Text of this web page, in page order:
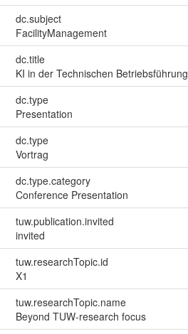
dc.subject
FacilityManagement
dc.title
KI in der Technischen Betriebsführung
dc.type
Presentation
dc.type
Vortrag
dc.type.category
Conference Presentation
tuw.publication.invited
invited
tuw.researchTopic.id
X1
tuw.researchTopic.name
Beyond TUW-research focus